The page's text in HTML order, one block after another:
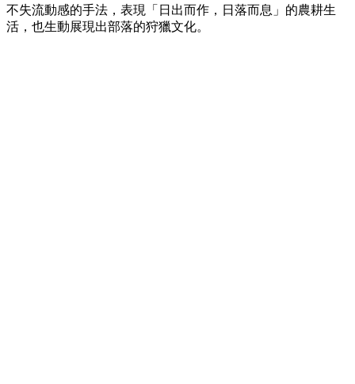
不失流動感的手法，表現「日出而作，日落而息」的農耕生
活，也生動展現出部落的狩獵文化。